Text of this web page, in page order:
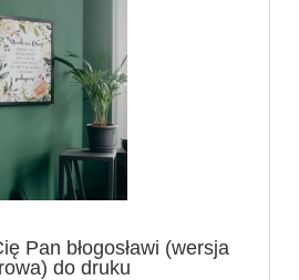
Pan błogosławi (wersja
do druku